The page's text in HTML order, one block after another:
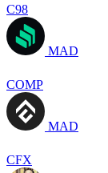
C98
MAD
COMP
MAD
CFX